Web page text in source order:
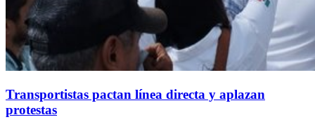
Transportistas pactan línea directa y aplazan
protestas